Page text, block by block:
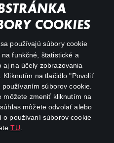
COOKIES
používajú súbory cookie
funkčné, štatistické a
aj na účely zobrazovania
Kliknutím na tlačidlo "Povoliť
súborov cookie.
môžete zmeniť kliknutím na
môžete odvolať alebo
o používaní súborov cookie
TU